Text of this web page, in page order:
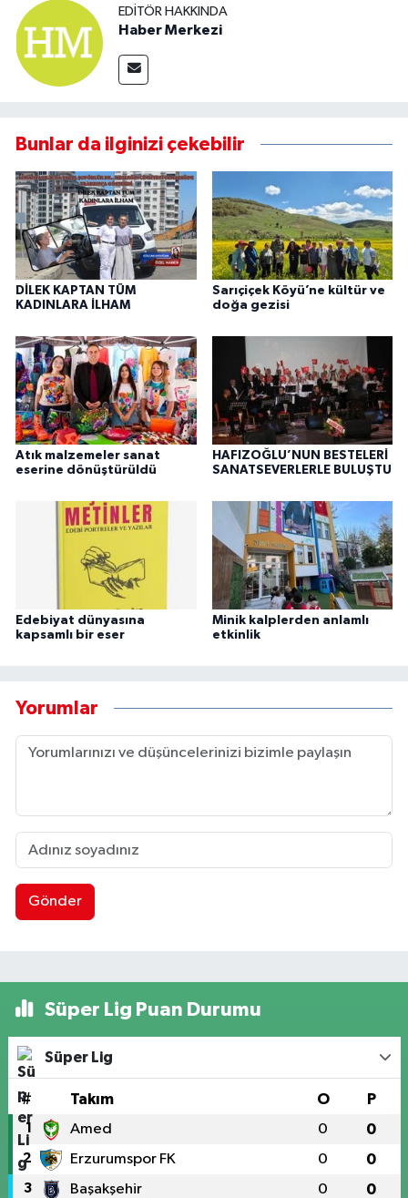
EDITÖR HAKKINDA
Haber Merkezi
Bunlar da ilginizi çekebilir
DİLEK KAPTAN TÜM
KADINLARA İLHAM
Sarıçiçek Köyü’ne kültür ve
doğa gezisi
Atık malzemeler sanat
eserine dönüştürüldü
HAFIZOĞLU’NUN BESTELERİ
SANATSEVERLERLE BULUŞTU
Edebiyat dünyasına
kapsamlı bir eser
Minik kalplerden anlamlı
etkinlik
Yorumlar
Gönder
Süper Lig Puan Durumu
Süper Lig
# Takım O P
1 Amed 0 0
2 Erzurumspor FK 0 0
3 Başakşehir 0 0